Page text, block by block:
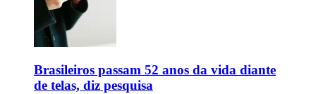
Brasileiros passam 52 anos da vida diante
de telas, diz pesquisa